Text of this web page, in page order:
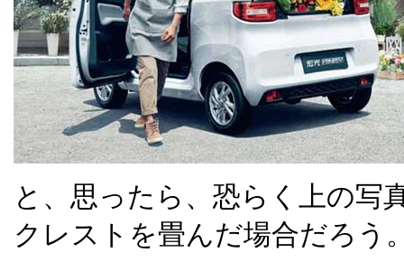
と、思ったら、恐らく上の写
クレストを畳んだ場合だろう